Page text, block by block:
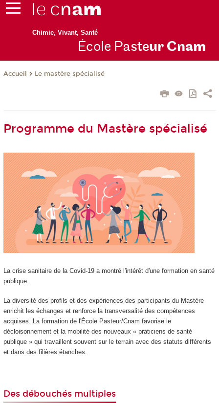
Chimie, Vivant, Santé
École Pasteur Cnam
Accueil Le mastère spécialisé
Programme du Mastère spécialisé
La crise sanitaire de la Covid-19 a montré l'intérêt d'une formation en santé
publique.
La diversité des profils et des expériences des participants du Mastère
enrichit les échanges et renforce la transversalité des compétences
acquises. La formation de l'École Pasteur/Cnam favorise le
décloisonnement et la mobilité des nouveaux « praticiens de santé
publique » qui travaillent souvent sur le terrain avec des statuts différents
et dans des filières étanches.
Des débouchés multiples